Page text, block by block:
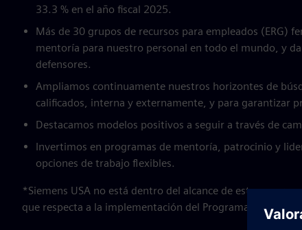
33.3 % en el año fiscal 2025.
Más de 30 grupos de recursos para empleados (ERG)
mentoría para nuestro personal en todo el mundo, y
defensores.
Ampliamos continuamente nuestros horizontes de
calificados, interna y externamente, y para garantizar
Destacamos modelos positivos a seguir a través de
Invertimos en programas de mentoría, patrocinio y
opciones de trabajo flexibles.
*Siemens USA no está dentro del alcance de este
que respecta a la implementación del Programa de